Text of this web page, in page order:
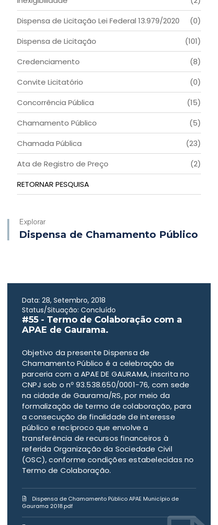
Dispensa de Licitação Lei Federal 13.979/2020
(0)
Dispensa de Licitação
(101)
Credenciamento
(8)
Convite Licitatório
(0)
Concorrência Pública
(15)
Chamamento Público
(5)
Chamada Pública
(23)
Ata de Registro de Preço
(2)
RETORNAR PESQUISA
Explorar
Dispensa de Chamamento Público
Data: 28, Setembro, 2018
Status/Situação: Concluído
#55 - Termo de Colaboração com a
APAE de Gaurama.
Objetivo da presente Dispensa de
Chamamento Público é a celebração de
parceria com a APAE DE GAURAMA, inscrita no
CNPJ sob o nº 93.538.650/0001-76, com sede
na cidade de Gaurama/RS, por meio da
formalização de termo de colaboração, para
a consecução de finalidade de interesse
público e recíproco que envolve a
transferência de recursos financeiros à
referida Organização da Sociedade Civil
(OSC), conforme condições estabelecidas no
Termo de Colaboração.
Dispensa de Chamamento Público APAE Município de
Gaurama 2018.pdf